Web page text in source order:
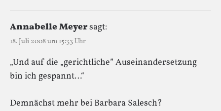
Annabelle Meyersagt:
18. Juli 2008 um 15:33 Uhr
„Und auf die „gerichtliche” Auseinandersetzung
bin ich gespannt…“
Demnächst mehr bei Barbara Salesch?